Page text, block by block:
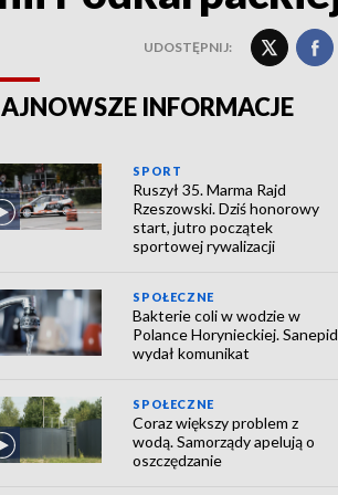
UDOSTĘPNIJ:
INFORMACJE
SPORT
Ruszył 35. Marma Rajd
Rzeszowski. Dziś honorowy
start, jutro początek
sportowej rywalizacji
SPOŁECZNE
Bakterie coli w wodzie w
Polance Horynieckiej. Sanepid
wydał komunikat
SPOŁECZNE
Coraz większy problem z
wodą. Samorządy apelują o
oszczędzanie